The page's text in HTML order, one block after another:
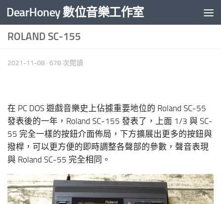
Skip to content
DearHoney 數位音樂工作室
ROLAND SC-155
2021-11-08 · 678 次閱讀
在 PC DOS 遊戲音樂史上佔據重要地位的 Roland SC-55
發表後的一年，Roland SC-155 發表了，上面 1/3 與 SC-
55 完全一樣的按鈕介面佈局，下方擴展出更多的按鈕與
撥桿，可以更方便的即時調整各聲部的參數，聲音表現
與 Roland SC-55 完全相同。